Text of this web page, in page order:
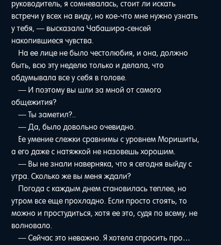
руководитель, я сомневалась, стоит ли искать
встречи у всех на виду, но кое-что мне нужно узнать
у тебя, — высказала Чабашира-сенсей
накопившиеся чувства.
На ее лице не было честолюбия, и она, должно
быть, всю эту неделю только и делала, что
обдумывала все у себя в голове.
— И поэтому вы шли за мной от самого
общежития?
— Ты заметил?..
— Да, было довольно очевидно.
Ее умение слежки сравнимы с уровнем Моришиты,
а его даже с натяжкой не назовешь хорошим.
— Вы не знали наверняка, что я сегодня выйду с
утра. Сколько же вы меня ждали?
Погода с каждым днем становилась теплее, но
утром все еще прохладно. Если просто стоять, то
можно и простудиться, хотя ее это, судя по всему, не
волновало.
— Сейчас это неважно. Я хотела спросить про…